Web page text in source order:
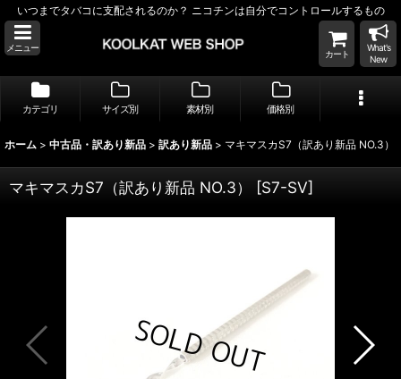
いつまでタバコに支配されるのか？ ニコチンは自分でコントロールするもの
メニュー
カート
What's
New
カテゴリ サイズ別 素材別 価格別
ホーム > 中古品・訳あり新品 > 訳あり新品 > マキマスカS7（訳あり新品 NO.3）
マキマスカS7（訳あり新品 NO.3） [S7-SV]